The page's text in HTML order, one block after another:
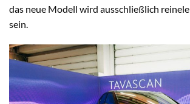
das neue Modell wird ausschließlich
sein.